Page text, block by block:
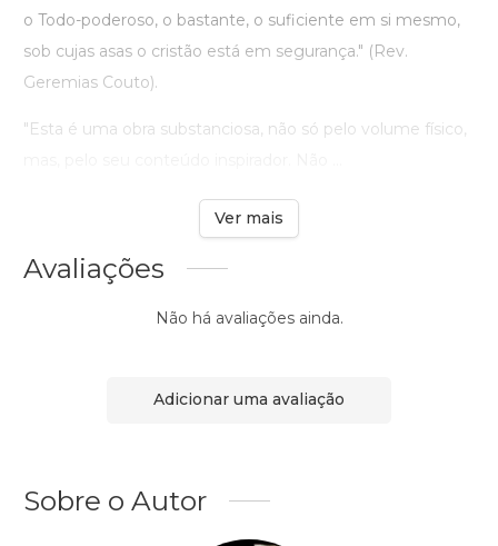
o Todo-poderoso, o bastante, o suficiente em si mesmo,
sob cujas asas o cristão está em segurança." (Rev.
Geremias Couto).
"Esta é uma obra substanciosa, não só pelo volume físico,
Ver mais
Avaliações
Não há avaliações ainda.
Adicionar uma avaliação
Sobre o Autor